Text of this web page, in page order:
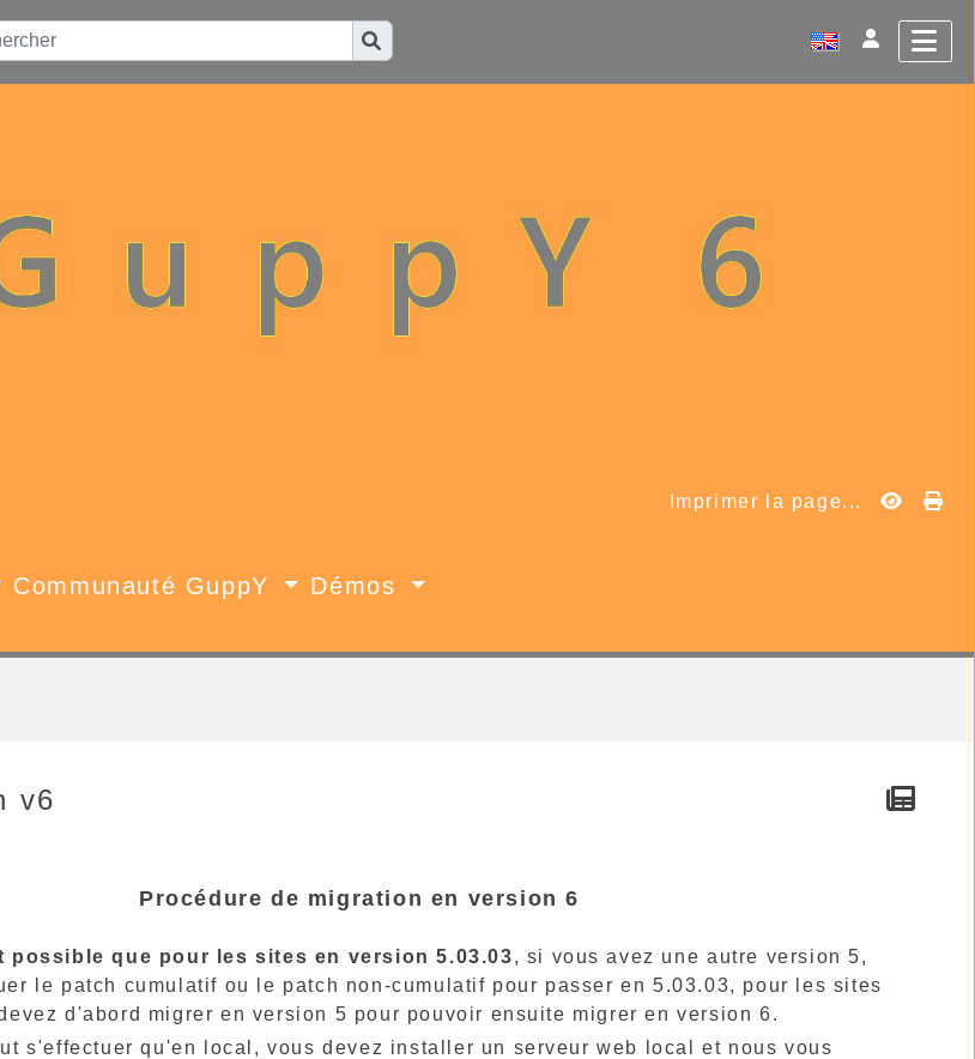
Imprimer la page...
Communauté GuppY Démos
v6
Procédure de migration en version 6
possible que pour les sites en version 5.03.03, si vous avez une autre version 5,
le patch cumulatif ou le patch non-cumulatif pour passer en 5.03.03, pour les sites
d'abord migrer en version 5 pour pouvoir ensuite migrer en version 6.
s'effectuer qu'en local, vous devez installer un serveur web local et nous vous